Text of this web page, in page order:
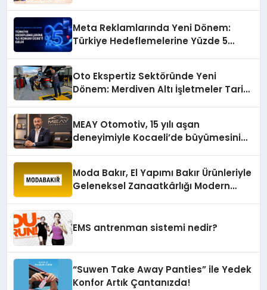
Meta Reklamlarında Yeni Dönem:
Türkiye Hedeflemelerine Yüzde 5
Oto Ekspertiz Sektöründe Yeni
Dönem: Merdiven Altı İşletmeler Tarih
MEAY Otomotiv, 15 yılı aşan
deneyimiyle Kocaeli’de büyümesini
Moda Bakır, El Yapımı Bakır Ürünleriyle
Geleneksel Zanaatkârlığı Modern
EMS antrenman sistemi nedir?
“Suwen Take Away Panties” ile Yedek
Konfor Artık Çantanızda!